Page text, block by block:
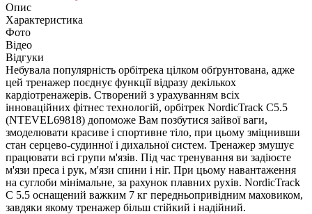
Опис
Характеристика
Фото
Відео
Відгуки
Небувала популярність орбітрека цілком обґрунтована, адже
цей тренажер поєднує функції відразу декількох
кардіотренажерів. Створений з урахуванням всіх
інноваційних фітнес технологій, орбітрек NordicTrack C5.5
(NTEVEL69818) допоможе Вам позбутися зайвої ваги,
змоделювати красиве і спортивне тіло, при цьому зміцнивши
стан серцево-судинної і дихальної систем. Тренажер змушує
працювати всі групи м'язів. Під час тренування ви задіюєте
м'язи преса і рук, м'язи спини і ніг. При цьому навантаження
на суглоби мінімальне, за рахунок плавних рухів. NordicTrack
C 5.5 оснащений важким 7 кг передньопривідним маховиком,
завдяки якому тренажер більш стійкий і надійний.